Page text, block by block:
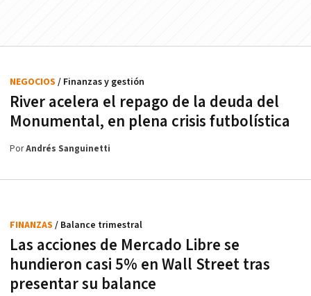
River acelera el repago de la deuda del
Monumental, en plena crisis futbolística
NEGOCIOS / Finanzas y gestión
PorAndrés Sanguinetti
Las acciones de Mercado Libre se
hundieron casi 5% en Wall Street tras
presentar su balance
FINANZAS / Balance trimestral